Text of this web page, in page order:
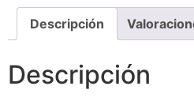
Descripción
Descripción